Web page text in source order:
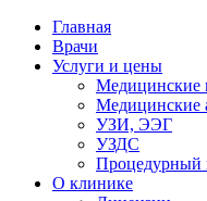
Главная
Врачи
Услуги и цены
Медицинские
Медицинские
УЗИ, ЭЭГ
УЗДС
Процедурный
О клинике